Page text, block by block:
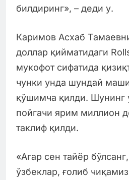
билдиринг», – деди у.
Каримов Асхаб
доллар қийматидаги
мукофот сифатида
чунки унда шундай
қўшимча қилди. Шунинг
пойгачи ярим миллион
таклиф қилди.
«Агар сен тайёр
ўзбеклар, ғолиб